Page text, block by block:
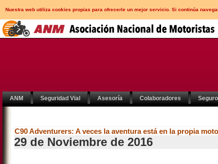
Nuestra web utiliza cookies propias para ofrecerle un mejor servicio. Si continúa
ANM Seguridad Vial Asesoría Colaboradores
C90 Adventurers: A veces la aventura está en la propia moto
29 de Noviembre de 2016